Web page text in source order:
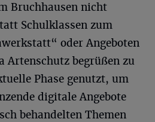
Bruchhausen nicht
Schulklassen zum
oder Angeboten
Artenschutz begrüßen zu
Phase genutzt, um
digitale Angebote
behandelten Themen